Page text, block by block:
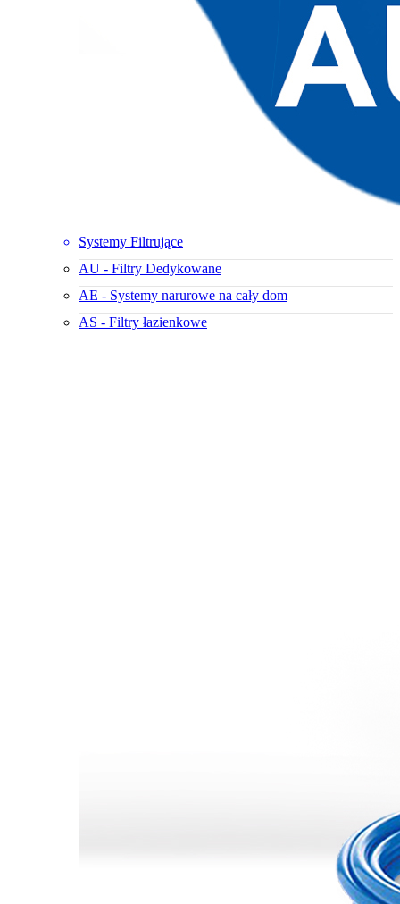
Systemy Filtrujące
AU - Filtry Dedykowane
AE - Systemy narurowe na cały dom
AS - Filtry łazienkowe